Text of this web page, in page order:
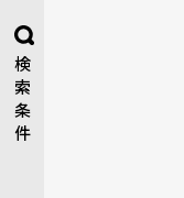
検
索
条
件